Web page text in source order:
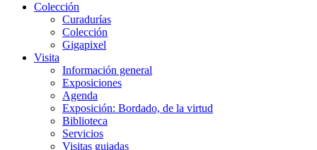
Colección
Curadurías
Colección
Gigapixel
Visita
Información general
Exposiciones
Agenda
Exposición: Bordado, de la virtud
Biblioteca
Servicios
Visitas guiadas